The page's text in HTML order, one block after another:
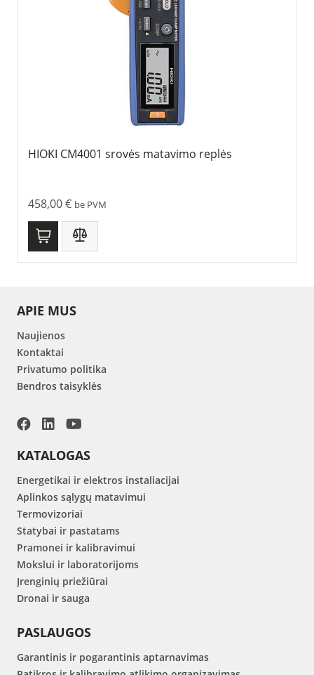
HIOKI CM4001 srovės matavimo replės
458,00€ be PVM
APIE MUS
Naujienos
Kontaktai
Privatumo politika
Bendros taisyklės
KATALOGAS
Energetikai ir elektros instaliacijai
Aplinkos sąlygų matavimui
Termovizoriai
Statybai ir pastatams
Pramonei ir kalibravimui
Mokslui ir laboratorijoms
Įrenginių priežiūrai
Dronai ir sauga
PASLAUGOS
Garantinis ir pogarantinis aptarnavimas